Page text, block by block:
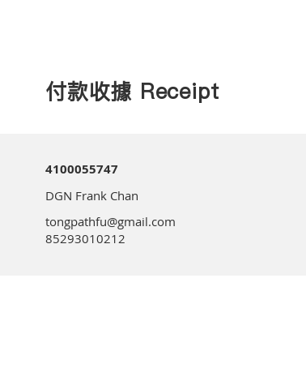
付款收據 Receipt
4100055747
DGN Frank Chan
tongpathfu@gmail.com
85293010212